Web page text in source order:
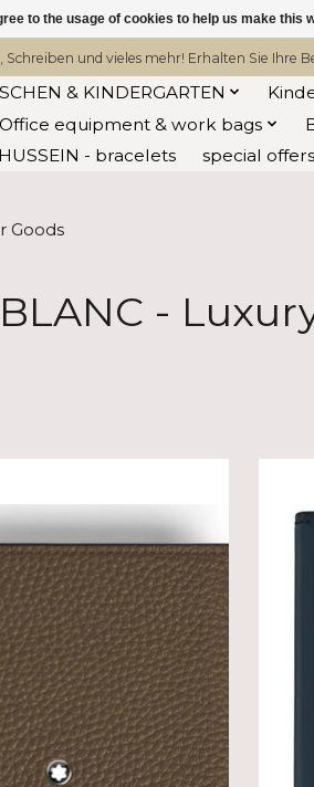
und vieles mehr! Erhalten Sie Ihre
& KINDERGARTEN
Office equipment & work bags
- bracelets special
Goods
-
to the usage of cookies to help us make this